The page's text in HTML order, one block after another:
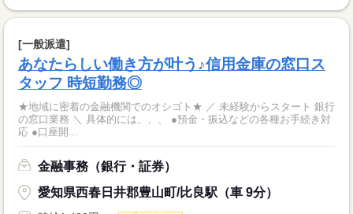
[一般派遣]
あなたらしい働き方が叶う♪信用金庫の窓口ス
タッフ 時短勤務◎
★地域に密着の金融機関でのオシゴト★ ／ 未経験からスタート 銀行
の窓口業務 ＼ 具体的には、、、 ●預金・振込などの各種お手続き対
応 ●口座開...
金融事務（銀行・証券）
愛知県西春日井郡豊山町/比良駅（車 9分）